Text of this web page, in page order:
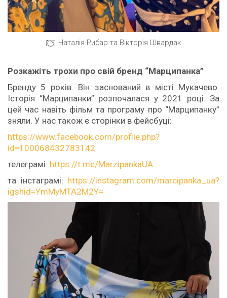
Наталія Рибар та Вікторія Швардак
Розкажіть трохи про свій бренд “Марципанка”
Бренду 5 років. Він заснований в місті Мукачево.
Історія “Марципанки” розпочалася у 2021 році. За
цей час навіть фільм та програму про “Марципанку”
зняли. У нас також є сторінки в фейсбуці:
https://www.facebook.com/profile.php?
id=100068432783142
телеграмі: https://t.me/MarzipankaUA
та інстаграмі: https://instagram.com/marcipanka_ua?
igshid=YmMyMTA2M2Y=